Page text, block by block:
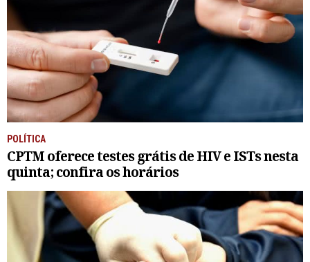
POLÍTICA
CPTM oferece testes grátis de HIV e ISTs nesta
quinta; confira os horários